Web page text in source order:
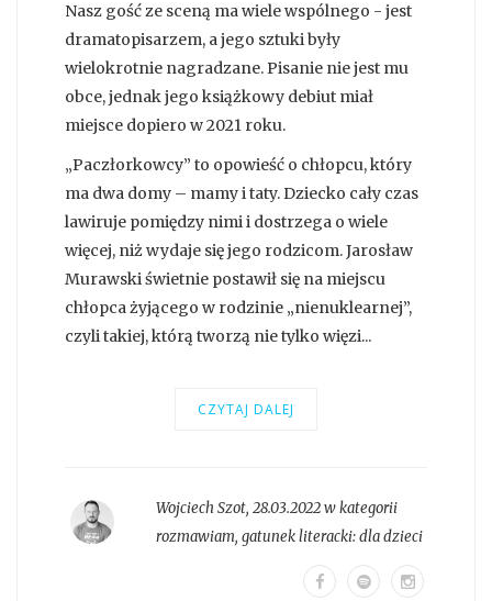
Nasz gość ze sceną ma wiele wspólnego - jest
dramatopisarzem, a jego sztuki były
wielokrotnie nagradzane. Pisanie nie jest mu
obce, jednak jego książkowy debiut miał
miejsce dopiero w 2021 roku.
„Paczłorkowcy” to opowieść o chłopcu, który
ma dwa domy – mamy i taty. Dziecko cały czas
lawiruje pomiędzy nimi i dostrzega o wiele
więcej, niż wydaje się jego rodzicom. Jarosław
Murawski świetnie postawił się na miejscu
chłopca żyjącego w rodzinie „nienuklearnej”,
czyli takiej, którą tworzą nie tylko więzi...
CZYTAJ DALEJ
Wojciech Szot, 28.03.2022 w kategorii
rozmawiam, gatunek literacki:dla dzieci